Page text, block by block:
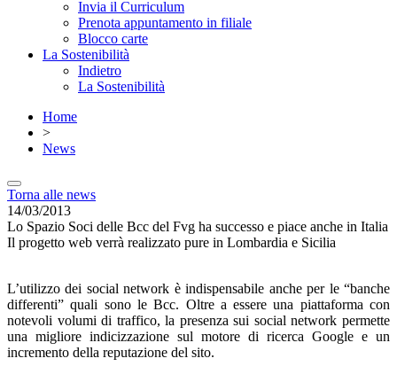
Invia il Curriculum
Prenota appuntamento in filiale
Blocco carte
La Sostenibilità
Indietro
La Sostenibilità
Home
>
News
Torna alle news
14/03/2013
Lo Spazio Soci delle Bcc del Fvg ha successo e piace anche in Italia
Il progetto web verrà realizzato pure in Lombardia e Sicilia
L’utilizzo dei social network è indispensabile anche per le “banche
differenti” quali sono le Bcc. Oltre a essere una piattaforma con
notevoli volumi di traffico, la presenza sui social network permette
una migliore indicizzazione sul motore di ricerca Google e un
incremento della reputazione del sito.